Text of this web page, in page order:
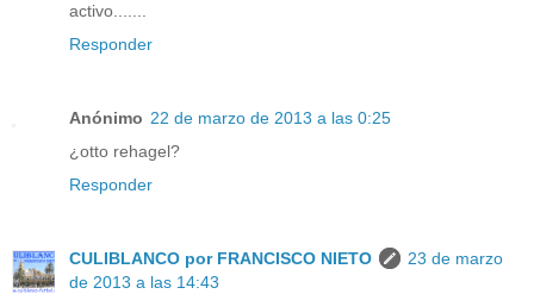
activo.......
Responder
Anónimo 22 de marzo de 2013 a las 0:25
¿otto rehagel?
Responder
CULIBLANCO por FRANCISCO NIETO
23 de marzo
de 2013 a las 14:43